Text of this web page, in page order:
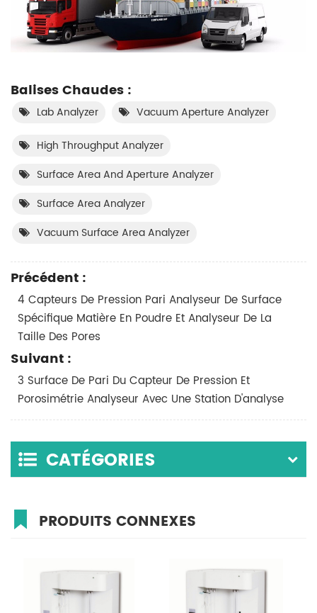
Balises Chaudes :
Lab Analyzer Vacuum Aperture Analyzer
High Throughput Analyzer
Surface Area And Aperture Analyzer
Surface Area Analyzer
Vacuum Surface Area Analyzer
Précédent :
4 Capteurs De Pression Pari Analyseur De Surface
Spécifique Matière En Poudre Et Analyseur De La
Taille Des Pores
Suivant :
3 Surface De Pari Du Capteur De Pression Et
Porosimétrie Analyseur Avec Une Station D'analyse
CATÉGORIES
PRODUITS CONNEXES